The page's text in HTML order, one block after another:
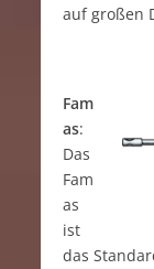
auf großen
Fam
as:
Das
Fam
as
ist
das